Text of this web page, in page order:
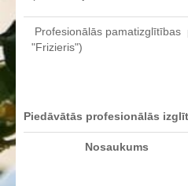
Izglītības process
Profesionālās izglītības
Kokizstrādājumu izgatavošana
Profesionālās pamatizglītības
"Frizieris")
Piedāvātās profesionālās
Nosaukums